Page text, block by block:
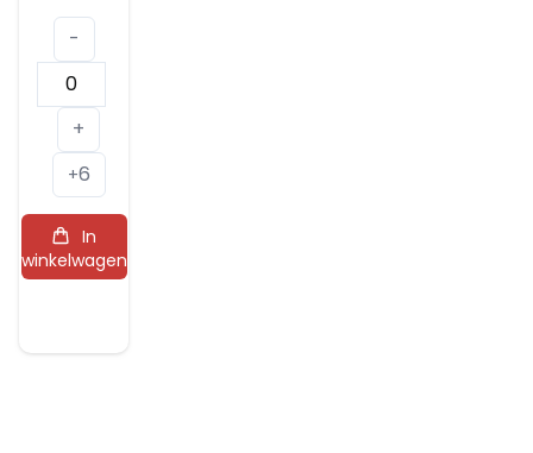
-
Miraval
Côtes
de
Provence
Rosé
2024
aantal
+
+6
In
winkelwagen